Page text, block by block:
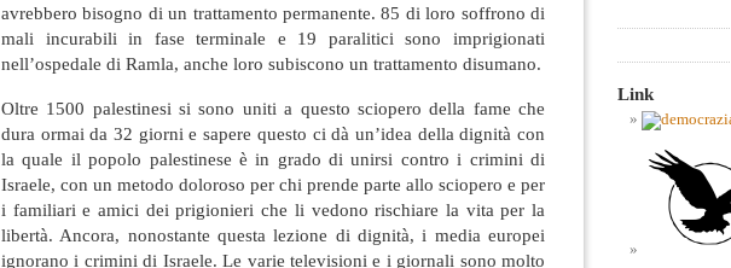
avrebbero bisogno di un trattamento permanente. 85 di loro soffrono di
mali incurabili in fase terminale e 19 paralitici sono imprigionati
nell’ospedale di Ramla, anche loro subiscono un trattamento disumano.
Oltre 1500 palestinesi si sono uniti a questo sciopero della fame che
dura ormai da 32 giorni e sapere questo ci dà un’idea della dignità con
la quale il popolo palestinese è in grado di unirsi contro i crimini di
Israele, con un metodo doloroso per chi prende parte allo sciopero e per
i familiari e amici dei prigionieri che li vedono rischiare la vita per la
libertà. Ancora, nonostante questa lezione di dignità, i media europei
ignorano i crimini di Israele. Le varie televisioni e i giornali sono molto
Link